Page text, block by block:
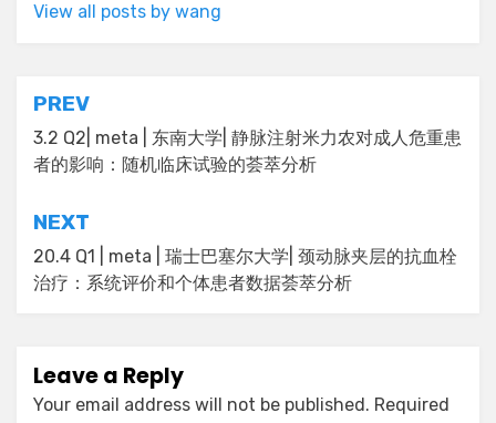
View all posts by wang
Post
navigation
PREV
3.2 Q2| meta | 东南大学| 静脉注射米力农对成人危重患
者的影响：随机临床试验的荟萃分析
NEXT
20.4 Q1 | meta | 瑞士巴塞尔大学| 颈动脉夹层的抗血栓
治疗：系统评价和个体患者数据荟萃分析
Leave a Reply
Your email address will not be published. Required